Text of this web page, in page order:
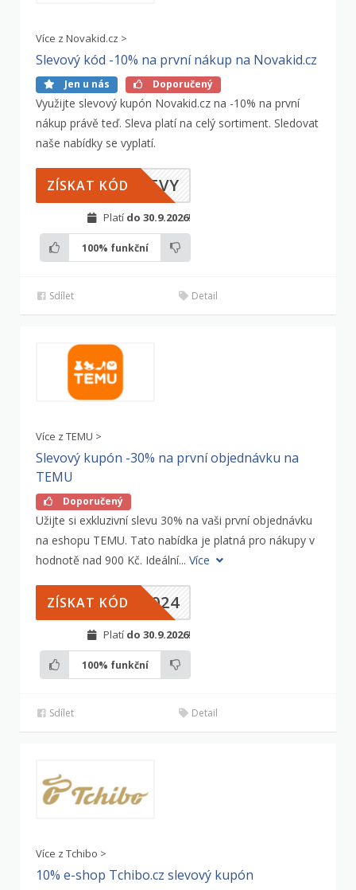
Více z Novakid.cz >
Slevový kód -10% na první nákup na Novakid.cz
Jen u nás Doporučený
Využijte slevový kupón Novakid.cz na -10% na první
nákup právě teď. Sleva platí na celý sortiment. Sledovat
naše nabídky se vyplatí.
LEVY
ZÍSKAT KÓD
Platí do 30.9.2026!
100% funkční
Sdílet Detail
Více z TEMU >
Slevový kupón -30% na první objednávku na
TEMU
Doporučený
Užijte si exkluzivní slevu 30% na vaši první objednávku
na eshopu TEMU. Tato nabídka je platná pro nákupy v
hodnotě nad 900 Kč. Ideální... Více
2024
ZÍSKAT KÓD
Platí do 30.9.2026!
100% funkční
Sdílet Detail
Více z Tchibo >
10% e-shop Tchibo.cz slevový kupón